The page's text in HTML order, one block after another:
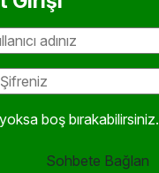
boş bırakabilirsiniz.
Sohbete Bağlan